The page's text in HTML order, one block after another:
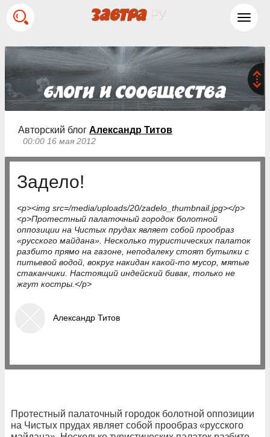
Авторский блог Александр Титов
00:00 16 мая 2012
Задело!
<p><img src=/media/uploads/20/zadelo_thumbnail.jpg></p>
<p>Протестный палаточный городок болотной
оппозиции на Чистых прудах являет собой прообраз
«русского майдана». Несколько туристических палаток
разбито прямо на газоне, неподалеку стоят бутылки с
питьевой водой, вокруг накидан какой-то мусор, мятые
стаканчики. Настоящий индейский бивак, только не
жгут костры.</p>
Александр Титов
Протестный палаточный городок болотной оппозиции
на Чистых прудах являет собой прообраз «русского